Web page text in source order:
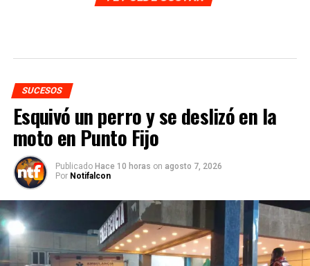
SUCESOS
Esquivó un perro y se deslizó en la
moto en Punto Fijo
Publicado Hace 10 horas on agosto 7, 2026
Por Notifalcon